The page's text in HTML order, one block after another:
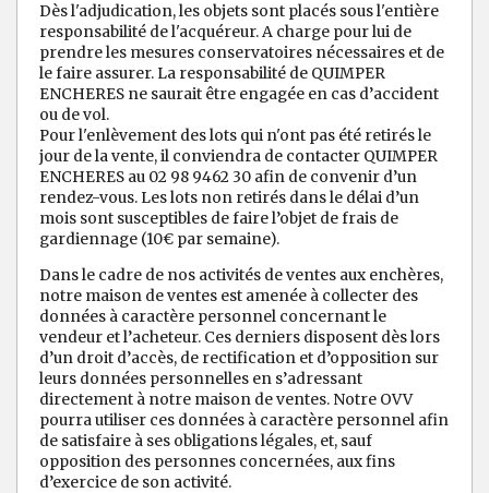
Dès l'adjudication, les objets sont placés sous l'entière
responsabilité de l'acquéreur. A charge pour lui de
prendre les mesures conservatoires nécessaires et de
le faire assurer. La responsabilité de QUIMPER
ENCHERES ne saurait être engagée en cas d’accident
ou de vol.
Pour l'enlèvement des lots qui n'ont pas été retirés le
jour de la vente, il conviendra de contacter QUIMPER
ENCHERES au 02 98 9462 30 afin de convenir d’un
rendez-vous. Les lots non retirés dans le délai d’un
mois sont susceptibles de faire l’objet de frais de
gardiennage (10€ par semaine).
Dans le cadre de nos activités de ventes aux enchères,
notre maison de ventes est amenée à collecter des
données à caractère personnel concernant le
vendeur et l’acheteur. Ces derniers disposent dès lors
d’un droit d’accès, de rectification et d’opposition sur
leurs données personnelles en s’adressant
directement à notre maison de ventes. Notre OVV
pourra utiliser ces données à caractère personnel afin
de satisfaire à ses obligations légales, et, sauf
opposition des personnes concernées, aux fins
d’exercice de son activité.